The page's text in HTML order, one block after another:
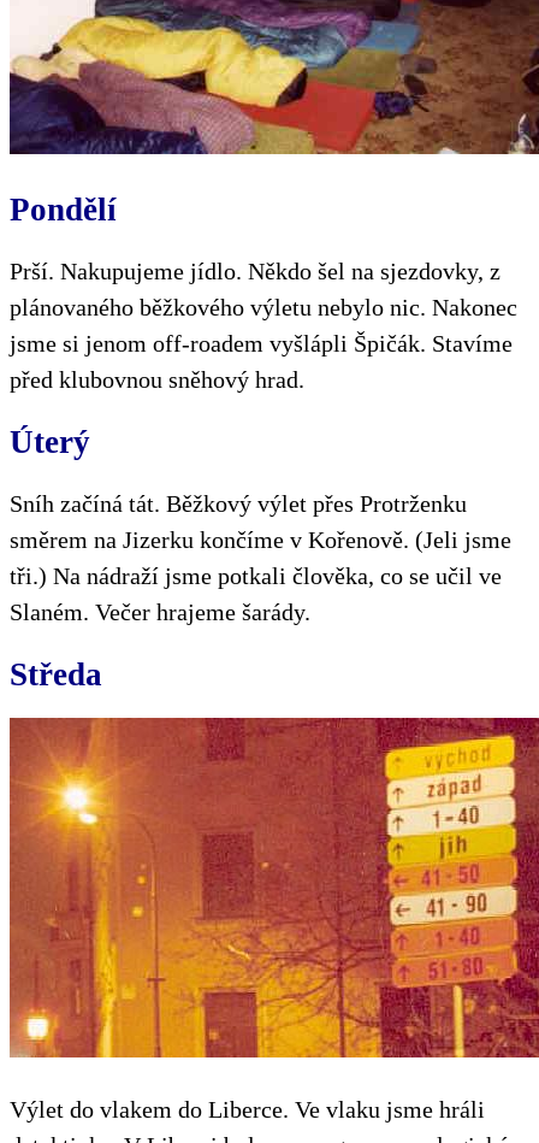
Pondělí
Prší. Nakupujeme jídlo. Někdo šel na sjezdovky, z
plánovaného běžkového výletu nebylo nic. Nakonec
jsme si jenom off-roadem vyšlápli Špičák. Stavíme
před klubovnou sněhový hrad.
Úterý
Sníh začíná tát. Běžkový výlet přes Protrženku
směrem na Jizerku končíme v Kořenově. (Jeli jsme
tři.) Na nádraží jsme potkali člověka, co se učil ve
Slaném. Večer hrajeme šarády.
Středa
Výlet do vlakem do Liberce. Ve vlaku jsme hráli